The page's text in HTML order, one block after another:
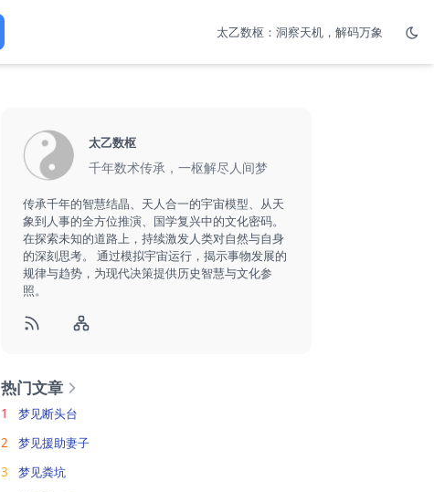
太乙数枢：洞察天机，解码万象
太乙数枢
千年数术传承，一枢解尽人间梦
传承千年的智慧结晶、天人合一的宇宙模型、从天
象到人事的全方位推演、国学复兴中的文化密码。
在探索未知的道路上，持续激发人类对自然与自身
的深刻思考。 通过模拟宇宙运行，揭示事物发展的
规律与趋势，为现代决策提供历史智慧与文化参
照。
热门文章
1
梦见断头台
2
梦见援助妻子
3
梦见粪坑